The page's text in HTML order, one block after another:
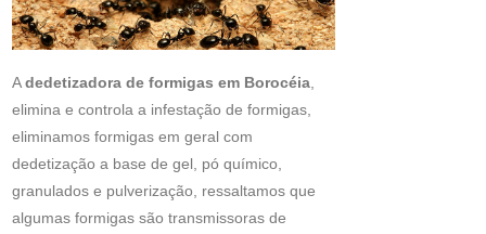
Adedetizadora de formigas em Borocéia
elimina e controla a infestação de formigas,
eliminamos formigas em geral com
dedetização a base de gel, pó químico,
granulados e pulverização, ressaltamos que
algumas formigas são transmissoras de